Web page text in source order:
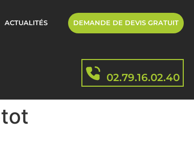
ACTUALITÉS DEMANDE DE DEVIS GRATUIT
02.79.16.02.40